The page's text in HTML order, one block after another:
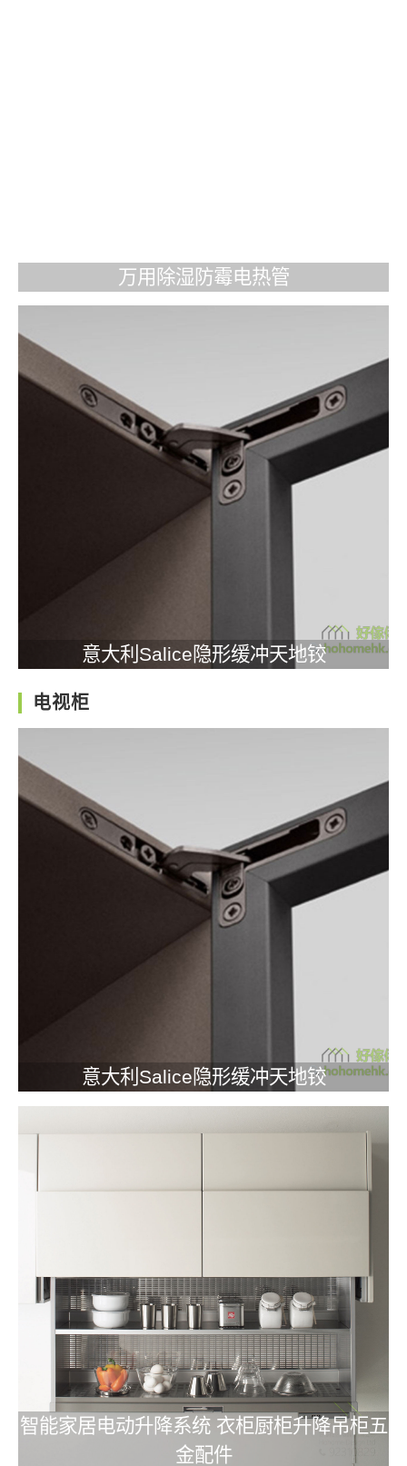
万用除湿防霉电热管
意大利Salice隐形缓冲天地铰
电视柜
意大利Salice隐形缓冲天地铰
智能家居电动升降系统 衣柜厨柜升降吊柜五
金配件